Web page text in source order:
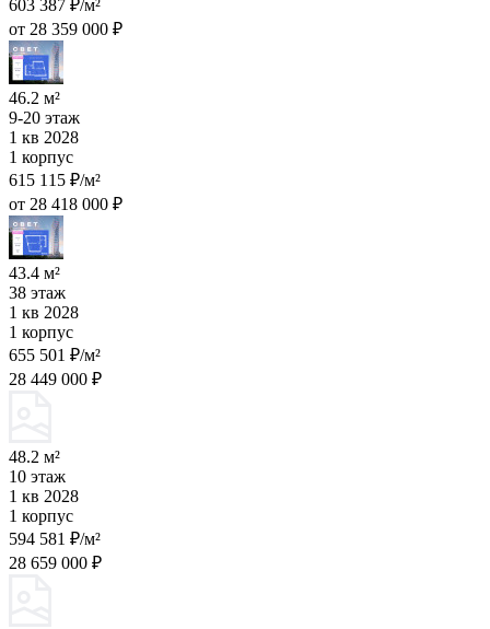
603 387 ₽/м²
от 28 359 000 ₽
46.2 м²
9-20 этаж
1 кв 2028
1 корпус
615 115 ₽/м²
от 28 418 000 ₽
43.4 м²
38 этаж
1 кв 2028
1 корпус
655 501 ₽/м²
28 449 000 ₽
48.2 м²
10 этаж
1 кв 2028
1 корпус
594 581 ₽/м²
28 659 000 ₽